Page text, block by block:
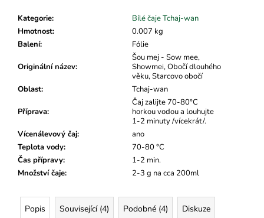
Kategorie:
Bílé čaje Tchaj-wan
Hmotnost:
0.007 kg
Balení: Fólie
Originální název:
Šou mej - Sow mee,
Showmei, Obočí dlouhého
věku, Starcovo obočí
Oblast: Tchaj-wan
Příprava:
Čaj zalijte 70-80°C
horkou vodou a louhujte
1-2 minuty /vícekrát/.
Vícenálevový čaj:
ano
Teplota vody:
70-80 °C
Čas přípravy:
1-2 min.
Množství čaje: 2-3 g na cca 200ml
Popis Související (4) Podobné (4) Diskuze
m